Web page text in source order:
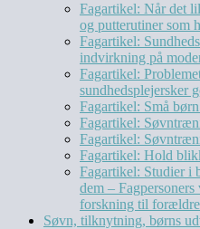
Fagartikel: Når det
og putterutiner som
Fagartikel:
indvirkning på
Fagartikel:
sundhedsplejersker
Fagartikel: Små
Fagartikel:
Fagartikel:
Fagartikel: Hold
Fagartikel: Studier i
dem –
forskning til
Søvn, tilknytning, børns